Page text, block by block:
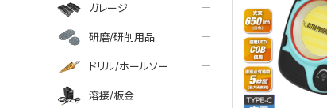
ガレージ
研磨/研削用品
ドリル/ホールソー
溶接/板金